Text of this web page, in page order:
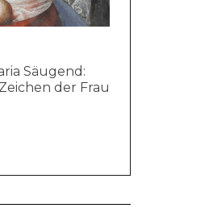
Säugend:
der Frau